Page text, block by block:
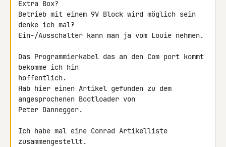
Extra Box?
Betrieb mit einem 9V Block wird möglich sein
denke ich mal?
Ein-/Ausschalter kann man ja vom Louie nehmen.
Das Programmierkabel das an den Com port kommt
bekomme ich hin
hoffentlich.
Hab hier einen Artikel gefunden zu dem
angesprochenen Bootloader von
Peter Dannegger.
Ich habe mal eine Conrad Artikelliste
zusammengestellt.